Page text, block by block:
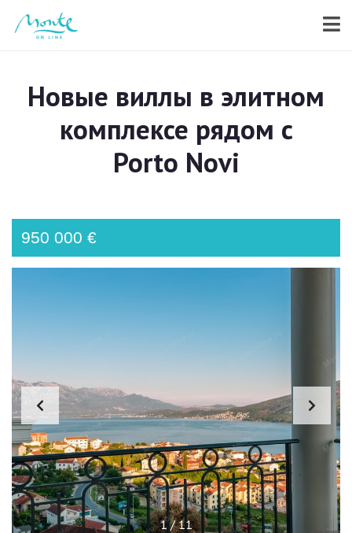
Новые виллы в элитном
комплексе рядом с
Porto Novi
950 000 €
1/11